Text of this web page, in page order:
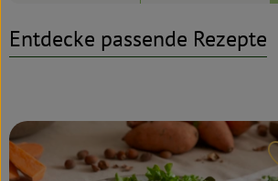
Entdecke passende Rezepte